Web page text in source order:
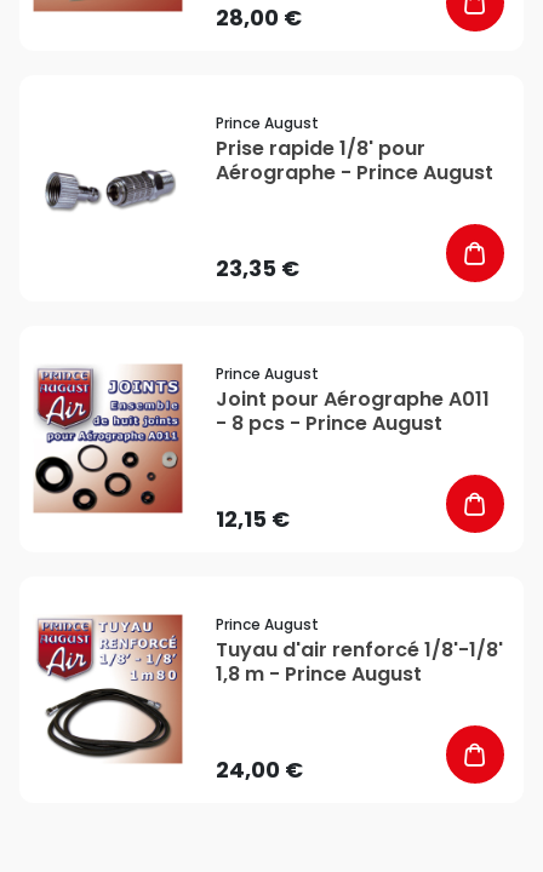
28,00 €
Prince August
Prise rapide 1/8' pour
Aérographe - Prince August
23,35 €
Prince August
Joint pour Aérographe A011
- 8 pcs - Prince August
12,15 €
Prince August
Tuyau d'air renforcé 1/8'-1/8'
1,8 m - Prince August
24,00 €